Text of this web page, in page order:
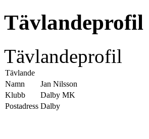
Tävlandeprofil
Tävlandeprofil
Tävlande
Namn
Jan Nilsson
Klubb
Dalby MK
Postadress Dalby